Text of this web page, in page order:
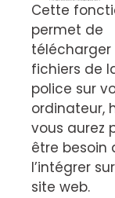
Cette
permet de
télécharger
fichiers de
police sur
ordinateur,
vous aurez
être besoin
l’intégrer
site web.